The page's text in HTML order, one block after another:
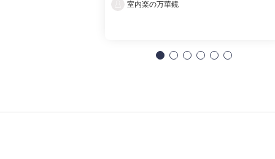
室内楽の万華鏡